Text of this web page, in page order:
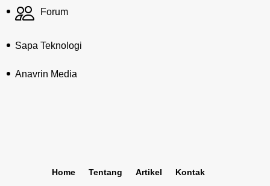
Forum
Sapa Teknologi
Anavrin Media
Home Tentang Artikel Kontak